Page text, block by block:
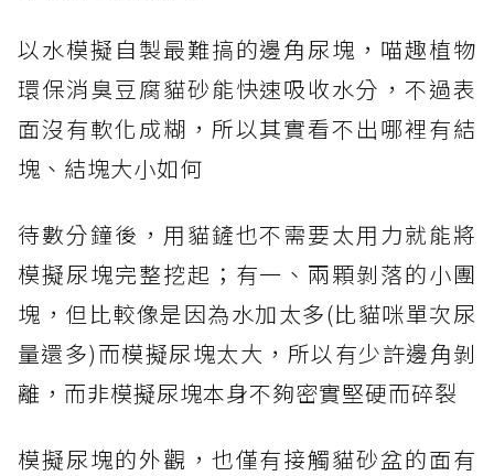
以水模擬自製最難搞的邊角尿塊，喵趣植物
環保消臭豆腐貓砂能快速吸收水分，不過表
面沒有軟化成糊，所以其實看不出哪裡有結
塊、結塊大小如何
待數分鐘後，用貓鏟也不需要太用力就能將
模擬尿塊完整挖起；有一、兩顆剝落的小團
塊，但比較像是因為水加太多(比貓咪單次尿
量還多)而模擬尿塊太大，所以有少許邊角剝
離，而非模擬尿塊本身不夠密實堅硬而碎裂
模擬尿塊的外觀，也僅有接觸貓砂盆的面有